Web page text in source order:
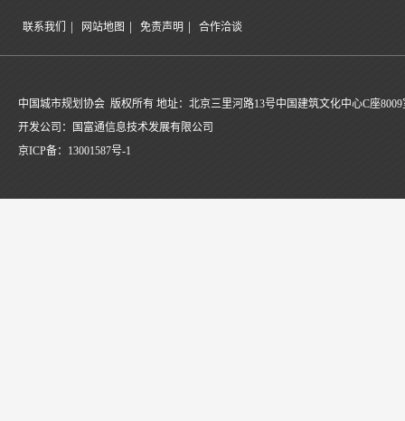
联系我们 网站地图 免责声明 合作洽谈
中国城市规划协会 版权所有 地址：北京三里河路13号中国建筑文化中心C座8009
开发公司：国富通信息技术发展有限公司
京ICP备： 13001587号-1